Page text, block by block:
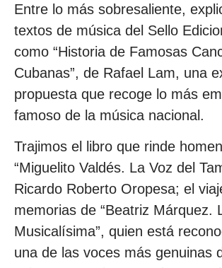
Entre lo más sobresaliente,
textos de música del Sello
como “Historia de Famosas
Cubanas”, de Rafael Lam, una
propuesta que recoge lo más
famoso de la música nacional.
Trajimos el libro que rinde
“Miguelito Valdés. La Voz del
Ricardo Roberto Oropesa; el
memorias de “Beatriz Márquez.
Musicalísima”, quien está
una de las voces más genuinas